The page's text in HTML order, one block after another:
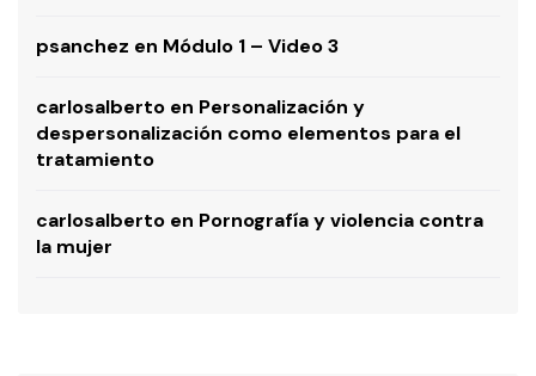
psanchez en Módulo 1 – Video 3
carlosalberto en Personalización y
despersonalización como elementos para el
tratamiento
carlosalberto en Pornografía y violencia contra
la mujer